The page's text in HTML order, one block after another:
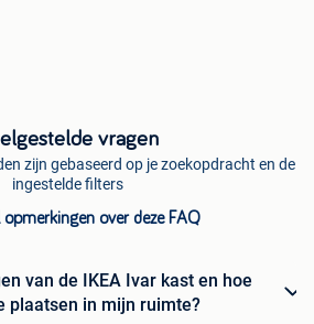
vragen
zijn gebaseerd op je zoekopdracht en de
ingestelde filters
opmerkingen over deze FAQ
van de IKEA Ivar kast en hoe
plaatsen in mijn ruimte?